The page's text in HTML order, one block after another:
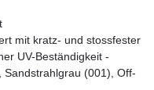
mit kratz- und stossfester
UV-Beständigkeit -
Sandstrahlgrau (001), Off-